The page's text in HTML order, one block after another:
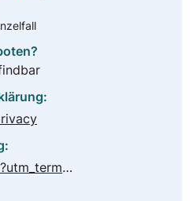
https://www.ideou.com/?utm_term=ideou&utm_campaign=BOF+-+IDEO+U+(PSDW)&utm_source=google&utm_medium=cpc&hsa_acc=2344323373&hsa_cam=11993170501&hsa_grp=119603105647&hsa_ad=512512356150&hsa_src=g&hsa_tgt=kwd-562285217192&hsa_kw=ideou&hsa_mt=e&hsa_net=adwords&hsa_ver=3&gclid=CjwKCAjw0a-SBhBkEiwApljU0s2h6Pj8JPqISX7kUQ6ENAc7ycOULt34P3NcJbXrIHvDVOnZt6v9cBoCdaYQAvD_BwE